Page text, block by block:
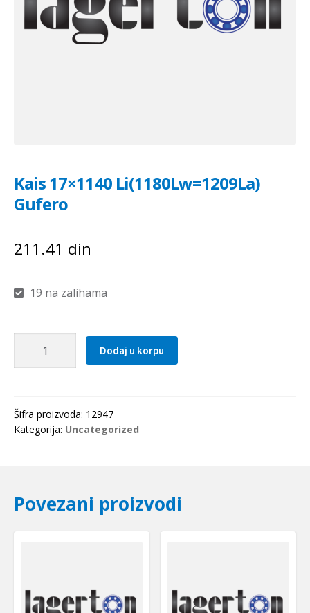
Kais 17×1140 Li(1180Lw=1209La)
Gufero
211.41 din
19 na zalihama
17x1140
količina
Dodaj u korpu
Šifra proizvoda: 12947
Kategorija: Uncategorized
Povezani proizvodi